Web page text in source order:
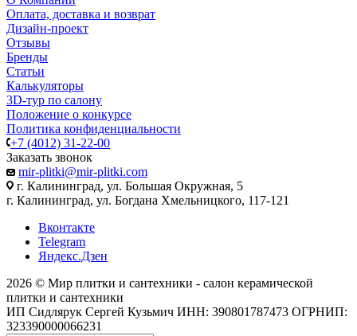
Оплата, доставка и возврат
Дизайн-проект
Отзывы
Бренды
Статьи
Калькуляторы
3D-тур по салону
Положение о конкурсе
Политика конфиденциальности
+7 (4012) 31-22-00
Заказать звонок
mir-plitki@mir-plitki.com
г. Калининград, ул. Большая Окружная, 5
г. Калининград, ул. Богдана Хмельницкого, 117-121
Вконтакте
Telegram
Яндекс.Дзен
2026 © Мир плитки и сантехники - салон керамической
плитки и сантехники
ИП Сидлярук Сергей Кузьмич ИНН: 390801787473 ОГРНИП:
323390000066231